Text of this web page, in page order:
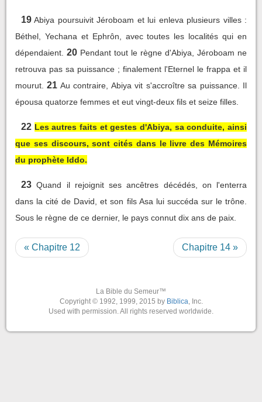
19 Abiya poursuivit Jéroboam et lui enleva plusieurs villes :
Béthel, Yechana et Ephrôn, avec toutes les localités qui en
dépendaient. 20 Pendant tout le règne d'Abiya, Jéroboam ne
retrouva pas sa puissance ; finalement l'Eternel le frappa et il
mourut. 21 Au contraire, Abiya vit s'accroître sa puissance. Il
épousa quatorze femmes et eut vingt-deux fils et seize filles.
22 Les autres faits et gestes d'Abiya, sa conduite, ainsi
que ses discours, sont cités dans le livre des Mémoires
du prophète Iddo.
23 Quand il rejoignit ses ancêtres décédés, on l'enterra
dans la cité de David, et son fils Asa lui succéda sur le trône.
Sous le règne de ce dernier, le pays connut dix ans de paix.
« Chapitre 12 Chapitre 14 »
La Bible du Semeur™
Copyright © 1992, 1999, 2015 by Biblica, Inc.
Used with permission. All rights reserved worldwide.